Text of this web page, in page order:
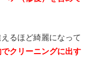
るほど綺麗になって
クリーニングに出す